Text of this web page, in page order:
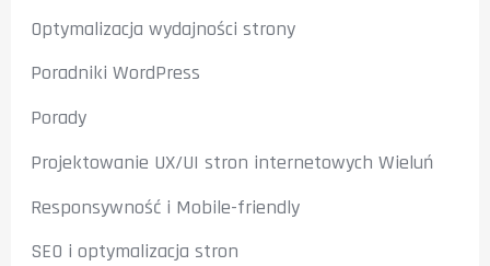
Optymalizacja wydajności strony
Poradniki WordPress
Porady
Projektowanie UX/UI stron internetowych Wieluń
Responsywność i Mobile-friendly
SEO i optymalizacja stron